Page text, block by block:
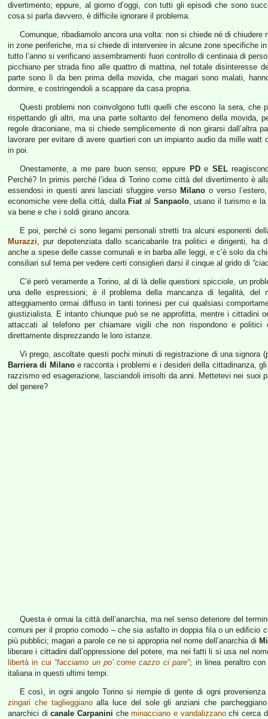
divertimento; eppure, al giorno d’oggi, con tutti gli episodi che sono
cosa si parla davvero, è difficile ignorare il problema.
Comunque, ribadiamolo ancora una volta: non si chiede né di
in zone periferiche, ma si chiede di intervenire in alcune zone specifiche
tutto l’anno si verificano assembramenti fuori controllo di centinaia di
picchiano per strada fino alle quattro di mattina, nel totale disinteresse
parte sono lì da ben prima della movida, che magari sono malati,
dormire, e costringendoli a scappare da casa propria.
Questi problemi non coinvolgono tutti quelli che escono la sera, che
rispettando gli altri, ma una parte soltanto del fenomeno della movida,
regole draconiane, ma si chiede semplicemente di non girarsi dall’altra
lavorare per evitare di avere quartieri con un impianto audio da mille
in poi.
Onestamente, a me pare buon senso; eppure PDe SEL
Perché? In primis perché l’idea di Torino come città del divertimento è
essendosi in questi anni lasciati sfuggire verso Milano o verso
economiche vere della città, dalla Fiatal Sanpaolo, usano il turismo e la
va bene e che i soldi girano ancora.
E poi, perché ci sono legami personali stretti tra alcuni esponenti
Murazzi, pur depotenziata dallo scaricabarile tra politici e dirigenti, ha
anche a spese delle casse comunali e in barba alle leggi, e c’è solo da
consiliari sul tema per vedere certi consiglieri darsi il cinque al grido di
C’è però veramente a Torino, al di là delle questioni spicciole, un
una delle espressioni; è il problema della mancanza di legalità,
atteggiamento ormai diffuso in tanti torinesi per cui qualsiasi
giustizialista. E intanto chiunque può se ne approfitta, mentre i cittadini
attaccati al telefono per chiamare vigili che non rispondono e politici
direttamente disprezzando le loro istanze.
Vi prego, ascoltate questi pochi minuti di registrazione di una signora
Barriera di Milanoe racconta i problemi e i desideri della cittadinanza,
razzismo ed esagerazione, lasciandoli irrisolti da anni. Mettetevi nei suoi
del genere?
Questa è ormai la città dell’anarchia, ma nel senso deteriore del
comuni per il proprio comodo – che sia asfalto in doppia fila o un edificio
più pubblici; magari a parole ce ne si appropria nel nome dell’anarchia di
liberare i cittadini dall’oppressione del potere, ma nei fatti li si usa nel
libertà in cui “facciamo un po’ come cazzo ci pare”; in linea peraltro
italiana in questi ultimi tempi.
E così, in ogni angolo Torino si riempie di gente di ogni
zingari che taglieggianoalla luce del sole gli anziani che
anarchici dicanale Carpanini cheminacciano e vandalizzanochi cerca